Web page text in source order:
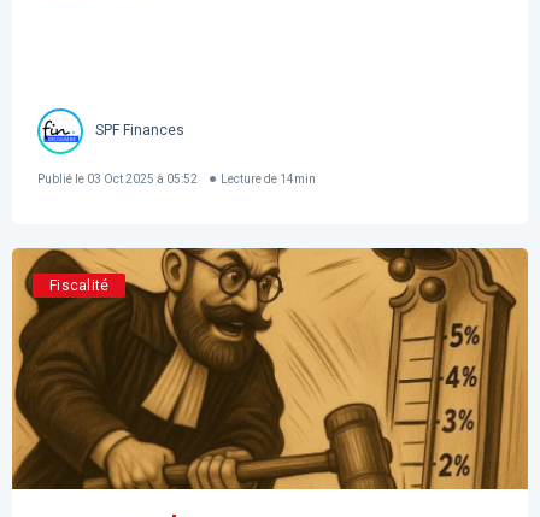
SPF Finances
Publié le 03 Oct 2025 à 05:52 Lecture de 14min
Fiscalité